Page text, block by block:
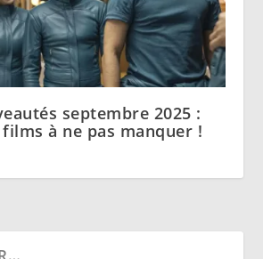
septembre 2025 :
à ne pas manquer !